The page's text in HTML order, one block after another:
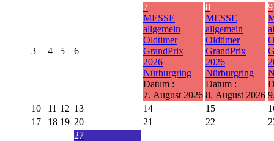
3 4 5 6
7
MESSE
allgemein
Oldtimer
GrandPrix
2026
Nürburgring
Datum :
7. August 2026
8
MESSE
allgemein
Oldtimer
GrandPrix
2026
Nürburgring
Datum :
8. August 2026
9
10
11 12 13 14 15
17
18 19 20 21 22
27